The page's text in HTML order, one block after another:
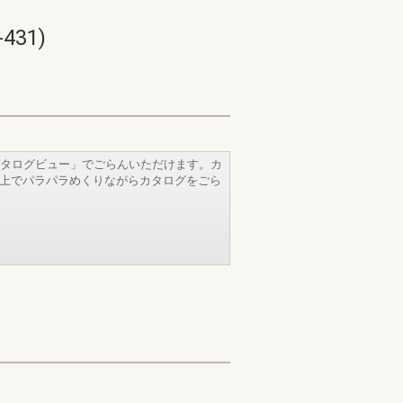
ログビュー」でごらんいただけます。カ
でパラパラめくりながらカタログをごら